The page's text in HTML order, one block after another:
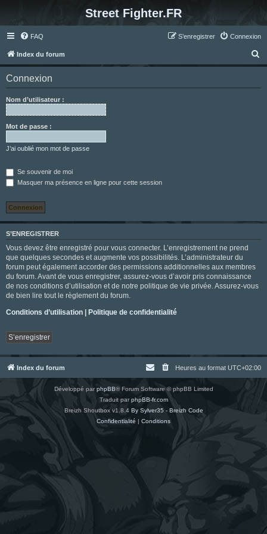
Street Fighter.FR
FAQ Connexion
S’enregistrer
Index du forum
e
Connexion
Nom d’utilisateur :
Mot de passe :
J’ai oublié mon mot de passe
Se souvenir de moi
Masquer ma présence en ligne pour cette session
S’ENREGISTRER
Vous devez être enregistré pour vous connecter. L’enregistrement ne prend
que quelques secondes et augmente vos possibilités. L’administrateur du
forum peut également accorder des permissions additionnelles aux membres
du forum. Avant de vous enregistrer, assurez-vous d’avoir pris connaissance
de nos conditions d’utilisation et de notre politique de vie privée. Assurez-vous
de bien lire tout le règlement du forum.
Conditions d’utilisation | Politique de confidentialité
S’enregistrer
Index du forum Heures au format UTC+02:00
Développé parphpBB® Forum Software © phpBB Limited
Traduit parphpBB-fr.com
Breizh Shoutbox v1.8.4 By Sylver35 - Breizh Code
Confidentialité | Conditions